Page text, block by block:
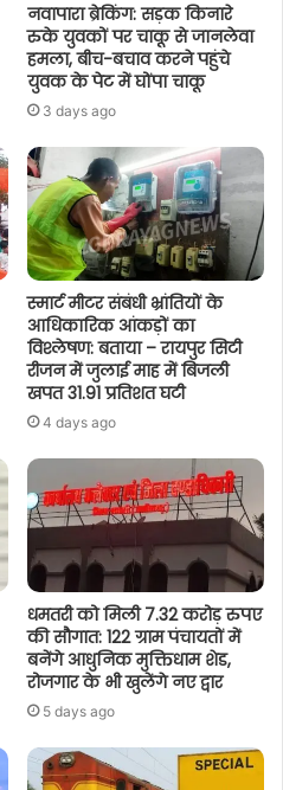
नवापारा ब्रेकिंग: सड़क किनारे
रुके युवकों पर चाकू से जानलेवा
हमला, बीच-बचाव करने पहुंचे
युवक के पेट में घोंपा चाकू
3 days ago
स्मार्ट मीटर संबंधी भ्रांतियों के
आधिकारिक आंकड़ों का
विश्लेषण: बताया – रायपुर सिटी
रीजन में जुलाई माह में बिजली
खपत 31.91 प्रतिशत घटी
4 days ago
धमतरी को मिली 7.32 करोड़ रुपए
की सौगात: 122 ग्राम पंचायतों में
बनेंगे आधुनिक मुक्तिधाम शेड,
रोजगार के भी खुलेंगे नए द्वार
5 days ago